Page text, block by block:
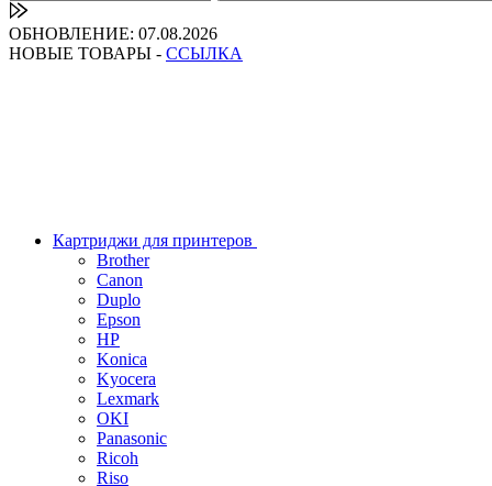
ОБНОВЛЕНИЕ: 07.08.2026
НОВЫЕ ТОВАРЫ - ССЫЛКА
Картриджи для принтеров
Brother
Canon
Duplo
Epson
HP
Konica
Kyocera
Lexmark
OKI
Panasonic
Ricoh
Riso